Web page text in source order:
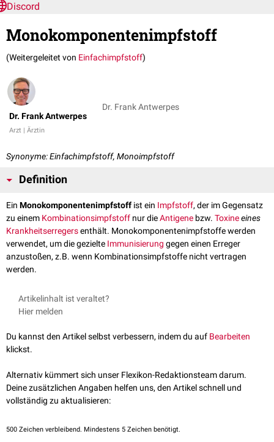
Discord
Monokomponentenimpfstoff
(Weitergeleitet von Einfachimpfstoff)
Dr. Frank Antwerpes
Arzt | Ärztin
Dr. Frank Antwerpes
Synonyme: Einfachimpfstoff, Monoimpfstoff
Definition
Ein Monokomponentenimpfstoff ist ein Impfstoff, der im Gegensatz
zu einem Kombinationsimpfstoff nur dieAntigene bzw. Toxineeines
Krankheitserregersenthält. Monokomponentenimpfstoffe werden
verwendet, um die gezielte Immunisierung gegen einen Erreger
anzustoßen, z.B. wenn Kombinationsimpfstoffe nicht vertragen
werden.
Artikelinhalt ist veraltet?
Hier melden
Du kannst den Artikel selbst verbessern, indem du auf Bearbeiten
klickst.
Alternativ kümmert sich unser Flexikon-Redaktionsteam darum.
Deine zusätzlichen Angaben helfen uns, den Artikel schnell und
vollständig zu aktualisieren:
500 Zeichen verbleibend. Mindestens 5 Zeichen benötigt.